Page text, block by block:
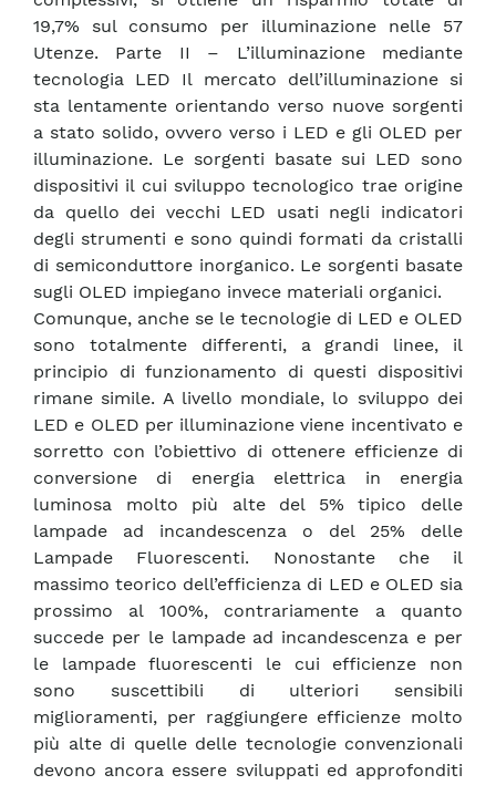
19,7% sul consumo per illuminazione nelle 57
Utenze. Parte II – L’illuminazione mediante
tecnologia LED Il mercato dell’illuminazione si
sta lentamente orientando verso nuove sorgenti
a stato solido, ovvero verso i LED e gli OLED per
illuminazione. Le sorgenti basate sui LED sono
dispositivi il cui sviluppo tecnologico trae origine
da quello dei vecchi LED usati negli indicatori
degli strumenti e sono quindi formati da cristalli
di semiconduttore inorganico. Le sorgenti basate
sugli OLED impiegano invece materiali organici.
Comunque, anche se le tecnologie di LED e OLED
sono totalmente differenti, a grandi linee, il
principio di funzionamento di questi dispositivi
rimane simile. A livello mondiale, lo sviluppo dei
LED e OLED per illuminazione viene incentivato e
sorretto con l’obiettivo di ottenere efficienze di
conversione di energia elettrica in energia
luminosa molto più alte del 5% tipico delle
lampade ad incandescenza o del 25% delle
Lampade Fluorescenti. Nonostante che il
massimo teorico dell’efficienza di LED e OLED sia
prossimo al 100%, contrariamente a quanto
succede per le lampade ad incandescenza e per
le lampade fluorescenti le cui efficienze non
sono suscettibili di ulteriori sensibili
miglioramenti, per raggiungere efficienze molto
più alte di quelle delle tecnologie convenzionali
devono ancora essere sviluppati ed approfonditi